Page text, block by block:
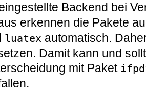
Backend bei
erkennen die Pakete
luatex automatisch.
Damit kann und
mit Paket